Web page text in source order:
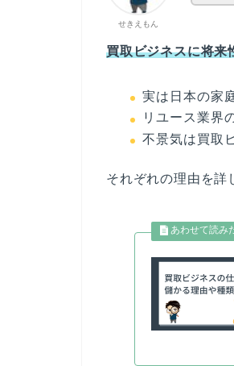
せきえもん
買取ビジネスに将来
実は日本の家
リユース業界
不景気は買取
それぞれの理由を詳